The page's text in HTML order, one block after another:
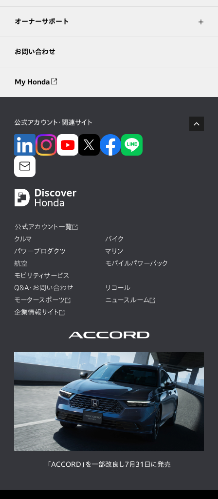
オーナーサポート
お問い合わせ
My Honda
公式アカウント・関連サイト
公式アカウント一覧
クルマ
バイク
パワープロダクツ
マリン
航空
モバイルパワーパック
モビリティサービス
Q&A・お問い合わせ
リコール
モータースポーツ
ニュースルーム
企業情報サイト
「ACCORD」を一部改良し7月31日に発売